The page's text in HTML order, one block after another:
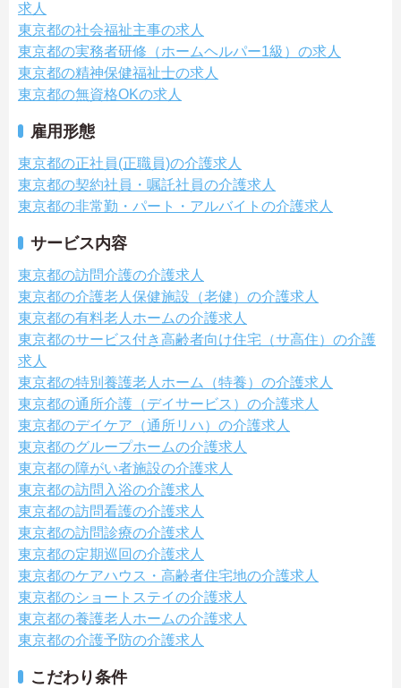
求人
東京都の社会福祉主事の求人
東京都の実務者研修（ホームヘルパー1級）の求人
東京都の精神保健福祉士の求人
東京都の無資格OKの求人
雇用形態
東京都の正社員(正職員)の介護求人
東京都の契約社員・嘱託社員の介護求人
東京都の非常勤・パート・アルバイトの介護求人
サービス内容
東京都の訪問介護の介護求人
東京都の介護老人保健施設（老健）の介護求人
東京都の有料老人ホームの介護求人
東京都のサービス付き高齢者向け住宅（サ高住）の介護
求人
東京都の特別養護老人ホーム（特養）の介護求人
東京都の通所介護（デイサービス）の介護求人
東京都のデイケア（通所リハ）の介護求人
東京都のグループホームの介護求人
東京都の障がい者施設の介護求人
東京都の訪問入浴の介護求人
東京都の訪問看護の介護求人
東京都の訪問診療の介護求人
東京都の定期巡回の介護求人
東京都のケアハウス・高齢者住宅地の介護求人
東京都のショートステイの介護求人
東京都の養護老人ホームの介護求人
東京都の介護予防の介護求人
こだわり条件